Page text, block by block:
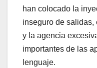
han colocado la
inseguro de salidas,
y la agencia
importantes de las
lenguaje.